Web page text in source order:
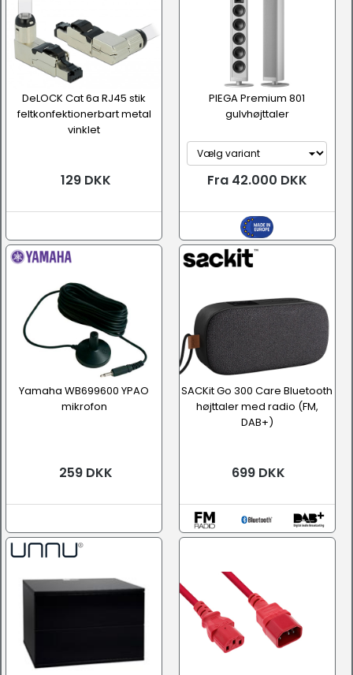
DeLOCK Cat 6a RJ45 stik
feltkonfektionerbart metal
vinklet
129 DKK
PIEGA Premium 801
gulvhøjttaler
Fra 42.000 DKK
Yamaha WB699600 YPAO
mikrofon
259 DKK
SACKit Go 300 Care Bluetooth
højttaler med radio (FM,
DAB+)
699 DKK